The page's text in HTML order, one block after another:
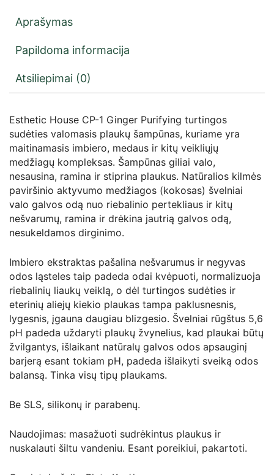
Aprašymas
Papildoma informacija
Atsiliepimai (0)
Esthetic House CP-1 Ginger Purifying turtingos
sudėties valomasis plaukų šampūnas, kuriame yra
maitinamasis imbiero, medaus ir kitų veikliųjų
medžiagų kompleksas. Šampūnas giliai valo,
nesausina, ramina ir stiprina plaukus. Natūralios kilmės
paviršinio aktyvumo medžiagos (kokosas) švelniai
valo galvos odą nuo riebalinio pertekliaus ir kitų
nešvarumų, ramina ir drėkina jautrią galvos odą,
nesukeldamos dirginimo.
Imbiero ekstraktas pašalina nešvarumus ir negyvas
odos ląsteles taip padeda odai kvėpuoti, normalizuoja
riebalinių liaukų veiklą, o dėl turtingos sudėties ir
eterinių aliejų kiekio plaukas tampa paklusnesnis,
lygesnis, įgauna daugiau blizgesio. Švelniai rūgštus 5,6
pH padeda uždaryti plaukų žvynelius, kad plaukai būtų
žvilgantys, išlaikant natūralų galvos odos apsauginį
barjerą esant tokiam pH, padeda išlaikyti sveiką odos
balansą. Tinka visų tipų plaukams.
Be SLS, silikonų ir parabenų.
Naudojimas: masažuoti sudrėkintus plaukus ir
nuskalauti šiltu vandeniu. Esant poreikiui, pakartoti.